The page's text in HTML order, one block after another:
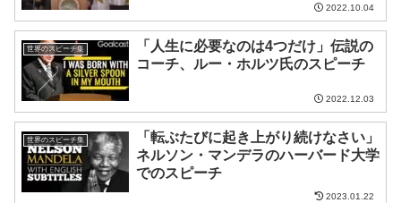
2022.10.04
世界のスピーチ集
「人生に必要なのは4つだけ」伝説の
コーチ、ルー・ホルツ氏のスピーチ
2022.12.03
世界のスピーチ集
「転ぶたびに起き上がり続けなさい」
ネルソン・マンデラのハーバード大学
でのスピーチ
2023.01.22